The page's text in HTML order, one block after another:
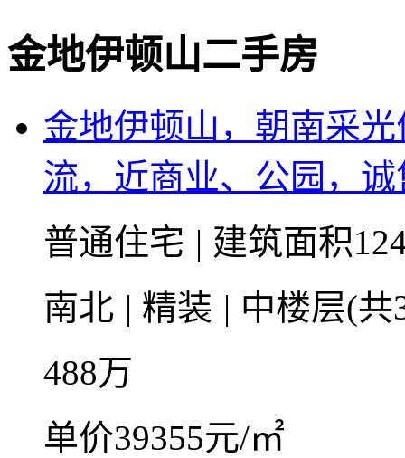
金地伊顿山二手房
金地伊顿山，朝南采
流，近商业、公园，
普通住宅 | 建筑面积
南北 | 精装 | 中楼层(
488万
单价39355元/㎡